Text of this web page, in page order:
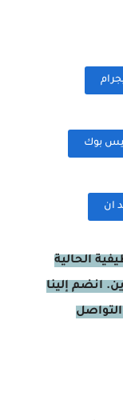
بوك
ان
الحالية
انضم إلينا